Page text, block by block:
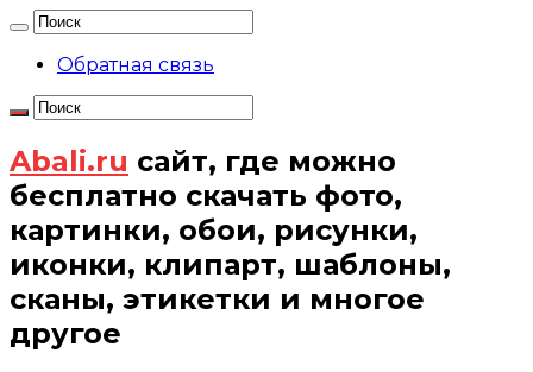
Обратная связь
Abali.ru сайт, где можно
бесплатно скачать фото,
картинки, обои, рисунки,
иконки, клипарт, шаблоны,
сканы, этикетки и многое
другое